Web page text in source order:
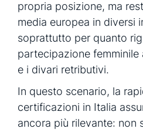
propria posizione, ma
media europea in diversi
soprattutto per quanto
partecipazione
e i divari retributivi.
In questo scenario, la
certificazioni in Italia
ancora più rilevante: non